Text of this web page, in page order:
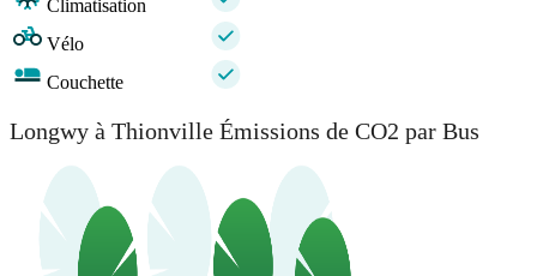
Climatisation
Vélo
Couchette
Longwy à Thionville Émissions de CO2 par Bus